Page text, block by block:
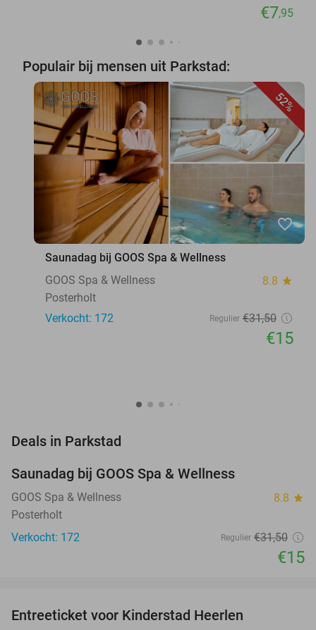
€7,95
Populair bij mensen uit Parkstad:
52%
favorite_border
Saunadag bij GOOS Spa & Wellness
GOOS Spa & Wellness
8.8 star
Posterholt
Verkocht: 172
Regulier €31,50
€15
Deals in Parkstad
Saunadag bij GOOS Spa & Wellness
GOOS Spa & Wellness 8.8 star
Posterholt
Verkocht: 172
Regulier €31,50
€15
Entreeticket voor Kinderstad Heerlen